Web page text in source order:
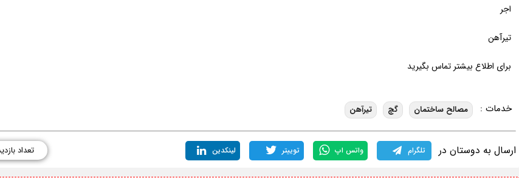
اجر
تیرآهن
برای اطلاع بیشتر تماس بگیرید
خدمات : مصالح ساختمان گچ تیرآهن
ارسال به دوستان در تلگرام واتس اپ توییتر لینکدین تعداد بازدید: